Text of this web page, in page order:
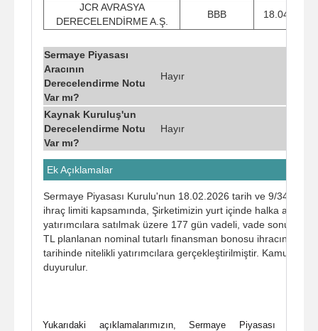
JCR AVRASYA
DERECELENDİRME A.Ş.
BBB 18.04.2025
Sermaye Piyasası
Aracının
Derecelendirme Notu
Var mı?
Hayır
Kaynak Kuruluş'un
Derecelendirme Notu
Var mı?
Hayır
Ek Açıklamalar
Sermaye Piyasası Kurulu'nun 18.02.2026 tarih ve 9/344
ihraç limiti kapsamında, Şirketimizin yurt içinde halka arz
yatırımcılara satılmak üzere 177 gün vadeli, vade sonu
TL planlanan nominal tutarlı finansman bonosu ihracına
tarihinde nitelikli yatırımcılara gerçekleştirilmiştir.
duyurulur.
Yukarıdaki açıklamalarımızın, Sermaye Piyasası